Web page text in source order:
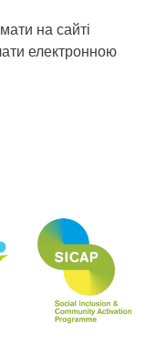
на сайті
електронною